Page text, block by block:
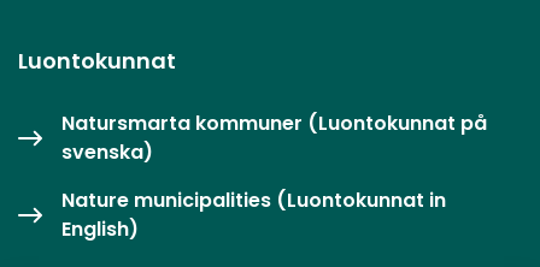
Luontokunnat
Natursmarta kommuner (Luontokunnat på
svenska)
Nature municipalities (Luontokunnat in
English)